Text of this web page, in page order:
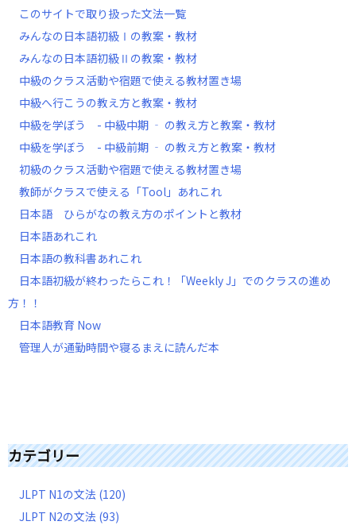
このサイトで取り扱った文法一覧
みんなの日本語初級Ⅰの教案・教材
みんなの日本語初級Ⅱの教案・教材
中級のクラス活動や宿題で使える教材置き場
中級へ行こうの教え方と教案・教材
中級を学ぼう - 中級中期 ‐ の教え方と教案・教材
中級を学ぼう - 中級前期 ‐ の教え方と教案・教材
初級のクラス活動や宿題で使える教材置き場
教師がクラスで使える「Tool」あれこれ
日本語 ひらがなの教え方のポイントと教材
日本語あれこれ
日本語の教科書あれこれ
日本語初級が終わったらこれ！「Weekly J」でのクラスの進め
方！！
日本語教育 Now
管理人が通勤時間や寝るまえに読んだ本
カテゴリー
JLPT N1の文法 (120)
JLPT N2の文法 (93)